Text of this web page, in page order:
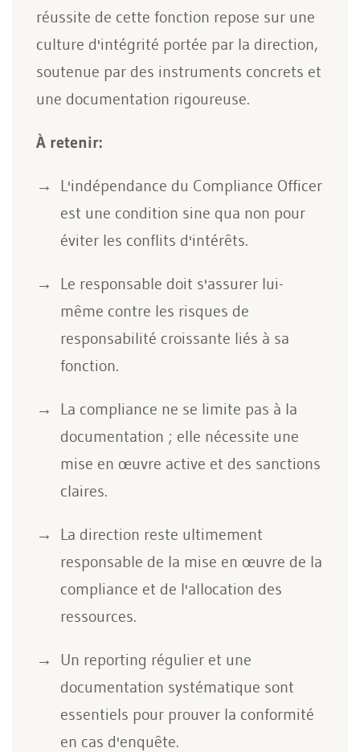
réussite de cette fonction repose sur une
culture d'intégrité portée par la direction,
soutenue par des instruments concrets et
une documentation rigoureuse.
À retenir:
L'indépendance du Compliance Officer
est une condition sine qua non pour
éviter les conflits d'intérêts.
Le responsable doit s'assurer lui-
même contre les risques de
responsabilité croissante liés à sa
fonction.
La compliance ne se limite pas à la
documentation ; elle nécessite une
mise en œuvre active et des sanctions
claires.
La direction reste ultimement
responsable de la mise en œuvre de la
compliance et de l'allocation des
ressources.
Un reporting régulier et une
documentation systématique sont
essentiels pour prouver la conformité
en cas d'enquête.